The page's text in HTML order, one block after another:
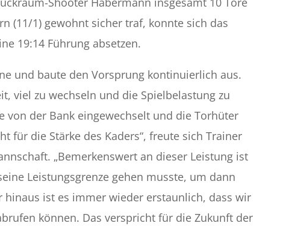
(11/1) gewohnt sicher traf, konnte sich das
19:14 Führung absetzen.
und baute den Vorsprung kontinuierlich aus.
viel zu wechseln und die Spielbelastung zu
von der Bank eingewechselt und die Torhüter
für die Stärke des Kaders“, freute sich Trainer
„Bemerkenswert an dieser Leistung ist
Leistungsgrenze gehen musste, um dann
ist es immer wieder erstaunlich, dass wir
können. Das verspricht für die Zukunft der